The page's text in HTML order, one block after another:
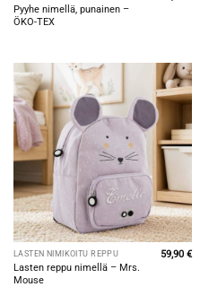
Pyyhe nimellä, punainen –
ÖKO-TEX
LASTEN NIMIKOITU REPPU
Lasten reppu nimellä – Mrs.
Mouse
59,90€